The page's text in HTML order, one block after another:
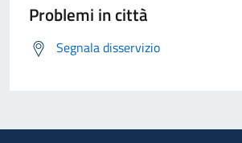
Problemi in città
Segnala disservizio